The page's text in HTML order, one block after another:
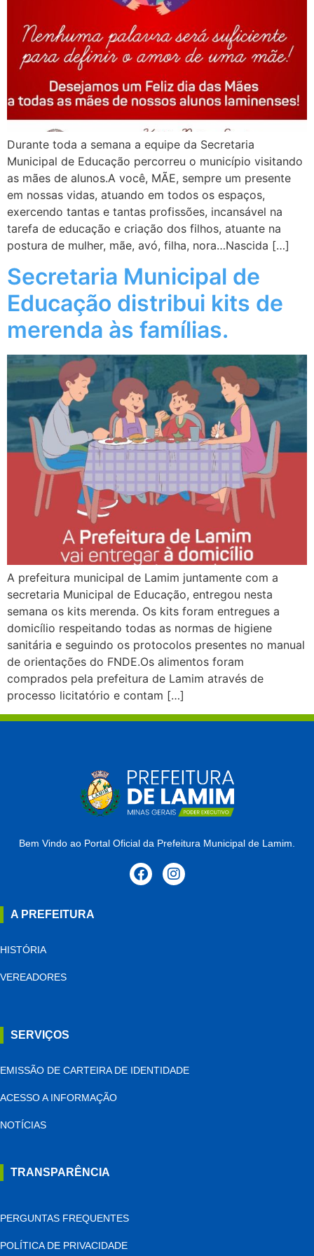
Durante toda a semana a equipe da Secretaria
Municipal de Educação percorreu o município visitando
as mães de alunos.A você, MÃE, sempre um presente
em nossas vidas, atuando em todos os espaços,
exercendo tantas e tantas profissões, incansável na
tarefa de educação e criação dos filhos, atuante na
postura de mulher, mãe, avó, filha, nora…Nascida […]
Secretaria Municipal de
Educação distribui kits de
merenda às famílias.
A prefeitura municipal de Lamim juntamente com a
secretaria Municipal de Educação, entregou nesta
semana os kits merenda. Os kits foram entregues a
domicílio respeitando todas as normas de higiene
sanitária e seguindo os protocolos presentes no manual
de orientações do FNDE.Os alimentos foram
comprados pela prefeitura de Lamim através de
processo licitatório e contam […]
Bem Vindo ao Portal Oficial da Prefeitura Municipal de Lamim.
A PREFEITURA
HISTÓRIA
VEREADORES
SERVIÇOS
EMISSÃO DE CARTEIRA DE IDENTIDADE
ACESSO A INFORMAÇÃO
NOTÍCIAS
TRANSPARÊNCIA
PERGUNTAS FREQUENTES
POLÍTICA DE PRIVACIDADE